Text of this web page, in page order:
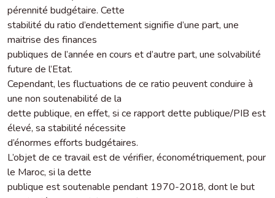
pérennité budgétaire. Cette
stabilité du ratio d’endettement signifie d’une part, une
maitrise des finances
publiques de l’année en cours et d’autre part, une solvabilité
future de l’Etat.
Cependant, les fluctuations de ce ratio peuvent conduire à
une non soutenabilité de la
dette publique, en effet, si ce rapport dette publique/PIB est
élevé, sa stabilité nécessite
d’énormes efforts budgétaires.
L’objet de ce travail est de vérifier, économétriquement, pour
le Maroc, si la dette
publique est soutenable pendant 1970-2018, dont le but